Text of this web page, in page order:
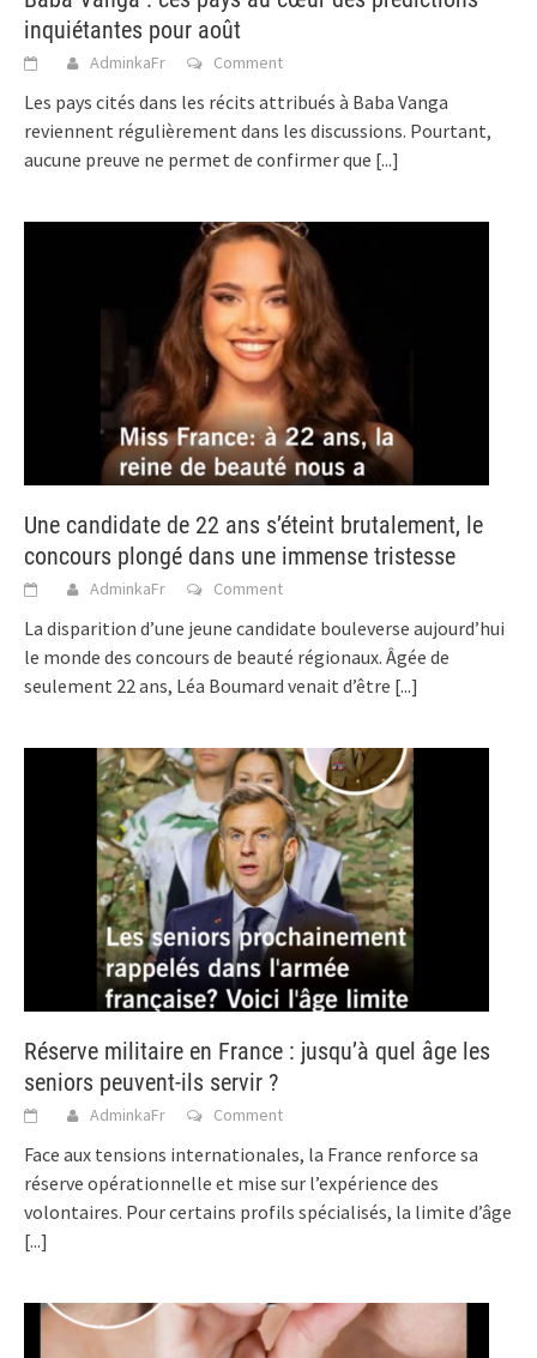
inquiétantes pour août
AdminkaFr Comment
Les pays cités dans les récits attribués à Baba Vanga
reviennent régulièrement dans les discussions. Pourtant,
aucune preuve ne permet de confirmer que [...]
Une candidate de 22 ans s’éteint brutalement, le
concours plongé dans une immense tristesse
AdminkaFr Comment
La disparition d’une jeune candidate bouleverse aujourd’hui
le monde des concours de beauté régionaux. Âgée de
seulement 22 ans, Léa Boumard venait d’être [...]
Réserve militaire en France : jusqu’à quel âge les
seniors peuvent-ils servir ?
AdminkaFr Comment
Face aux tensions internationales, la France renforce sa
réserve opérationnelle et mise sur l’expérience des
volontaires. Pour certains profils spécialisés, la limite d’âge
[...]